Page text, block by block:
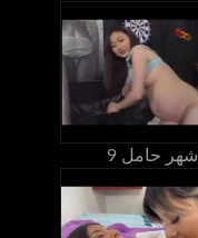
9 أشهر حامل